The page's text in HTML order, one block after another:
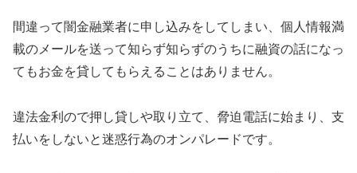
間違って闇金融業者に申し込みをしてしまい、個人情報満
載のメールを送って知らず知らずのうちに融資の話になっ
てもお金を貸してもらえることはありません。
違法金利ので押し貸しや取り立て、脅迫電話に始まり、支
払いをしないと迷惑行為のオンパレードです。